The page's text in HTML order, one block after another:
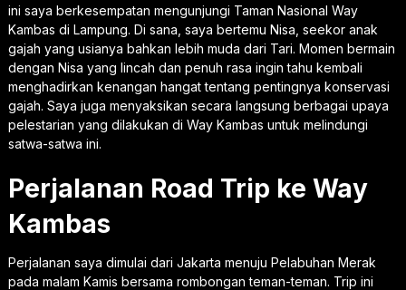
ini saya berkesempatan mengunjungi Taman Nasional Way
Kambas di Lampung. Di sana, saya bertemu Nisa, seekor anak
gajah yang usianya bahkan lebih muda dari Tari. Momen bermain
dengan Nisa yang lincah dan penuh rasa ingin tahu kembali
menghadirkan kenangan hangat tentang pentingnya konservasi
gajah. Saya juga menyaksikan secara langsung berbagai upaya
pelestarian yang dilakukan di Way Kambas untuk melindungi
satwa-satwa ini.
Perjalanan Road Trip ke Way
Kambas
Perjalanan saya dimulai dari Jakarta menuju Pelabuhan Merak
pada malam Kamis bersama rombongan teman-teman. Trip ini